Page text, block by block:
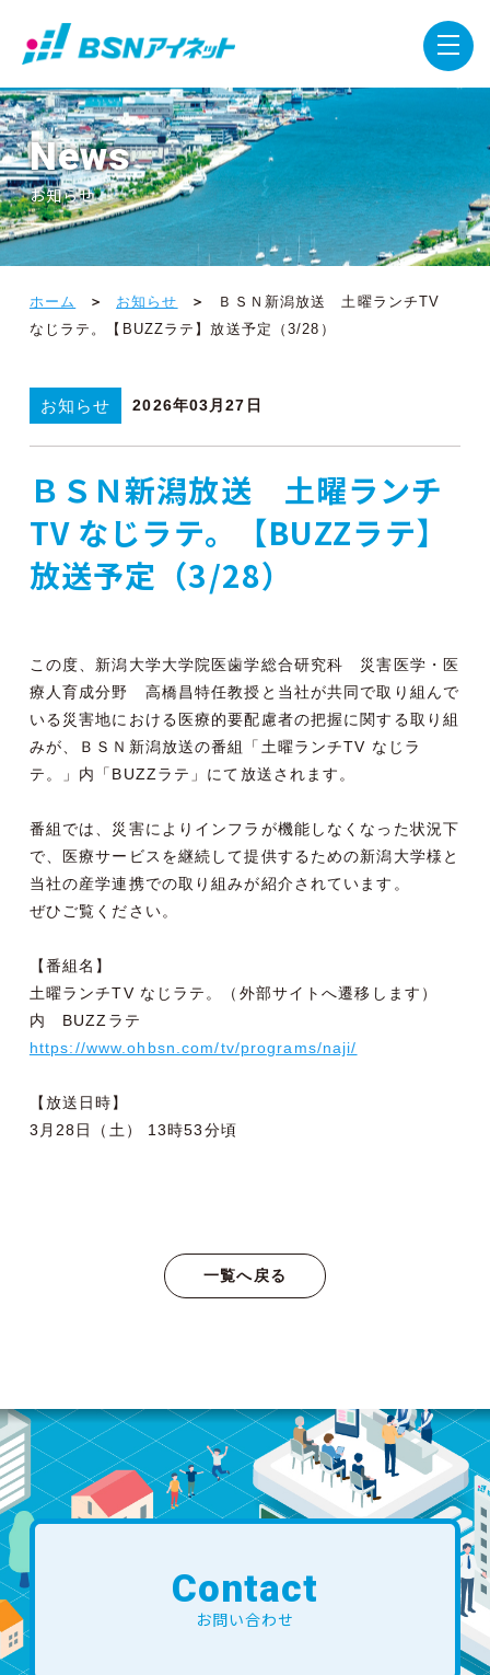
News
お知らせ
ホーム お知らせ
ＢＳＮ新潟放送 土曜ランチTV
なじラテ。【BUZZラテ】放送予定（3/28）
お知らせ 2026年03月27日
ＢＳＮ新潟放送 土曜ランチ
TV なじラテ。【BUZZラテ】
放送予定（3/28）
この度、新潟大学大学院医歯学総合研究科 災害医学・医
療人育成分野 高橋昌特任教授と当社が共同で取り組んで
いる災害地における医療的要配慮者の把握に関する取り組
みが、ＢＳＮ新潟放送の番組「土曜ランチTV なじラ
テ。」内「BUZZラテ」にて放送されます。
番組では、災害によりインフラが機能しなくなった状況下
で、医療サービスを継続して提供するための新潟大学様と
当社の産学連携での取り組みが紹介されています。
ぜひご覧ください。
【番組名】
土曜ランチTV なじラテ。（外部サイトへ遷移します）
内 BUZZラテ
https://www.ohbsn.com/tv/programs/naji/
【放送日時】
3月28日（土） 13時53分頃
一覧へ戻る
Contact
お問い合わせ